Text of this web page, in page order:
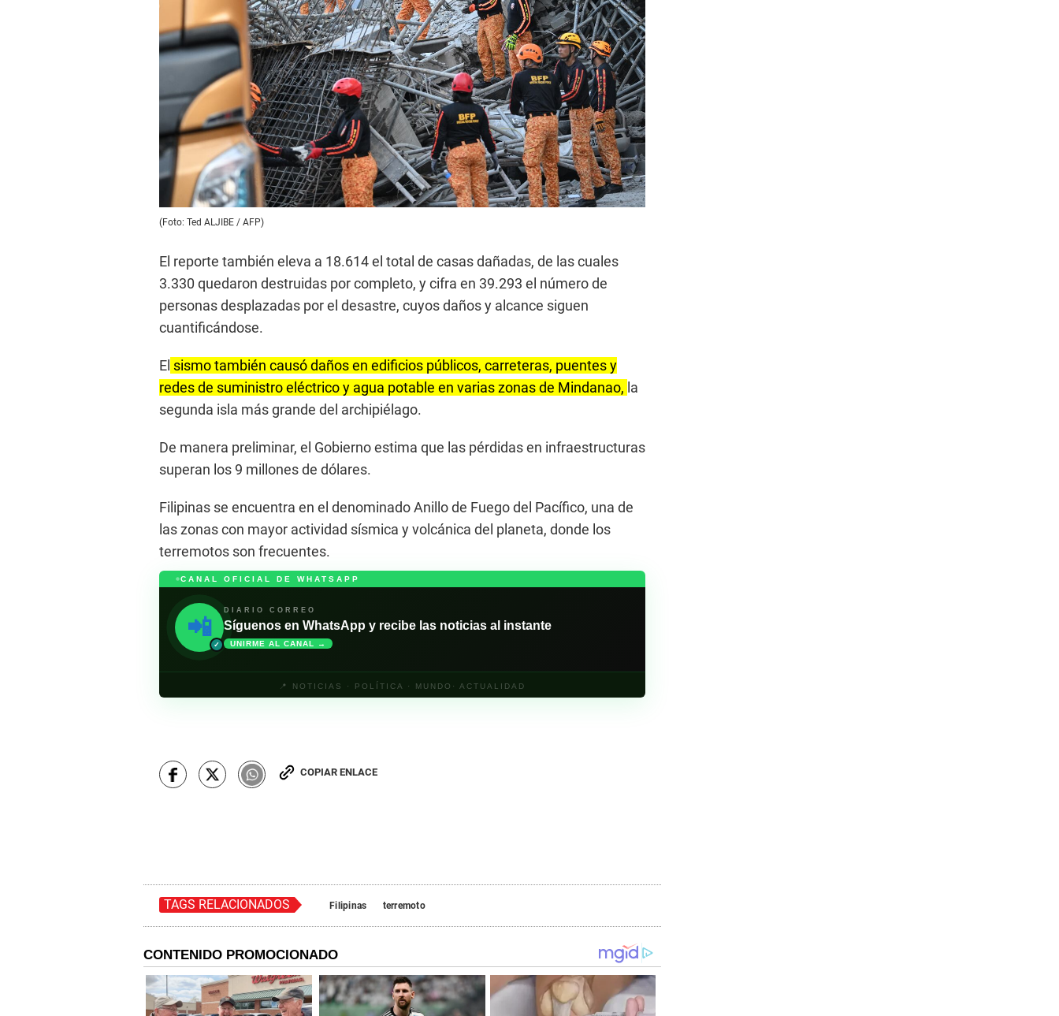
(Foto: Ted ALJIBE / AFP)
El reporte también eleva a 18.614 el total de casas dañadas, de las cuales
3.330 quedaron destruidas por completo, y cifra en 39.293 el número de
personas desplazadas por el desastre, cuyos daños y alcance siguen
cuantificándose.
El sismo también causó daños en edificios públicos, carreteras, puentes y
redes de suministro eléctrico y agua potable en varias zonas de Mindanao, la
segunda isla más grande del archipiélago.
De manera preliminar, el Gobierno estima que las pérdidas en infraestructuras
superan los 9 millones de dólares.
Filipinas se encuentra en el denominado Anillo de Fuego del Pacífico, una de
las zonas con mayor actividad sísmica y volcánica del planeta, donde los
terremotos son frecuentes.
CANAL OFICIAL DE WHATSAPP
📲
✓
DIARIO CORREO
Síguenos en WhatsApp y recibe las noticias al instante
UNIRME AL CANAL →
📍 NOTICIAS · POLÍTICA · MUNDO· ACTUALIDAD
COPIAR ENLACE
TAGS RELACIONADOS Filipinas terremoto